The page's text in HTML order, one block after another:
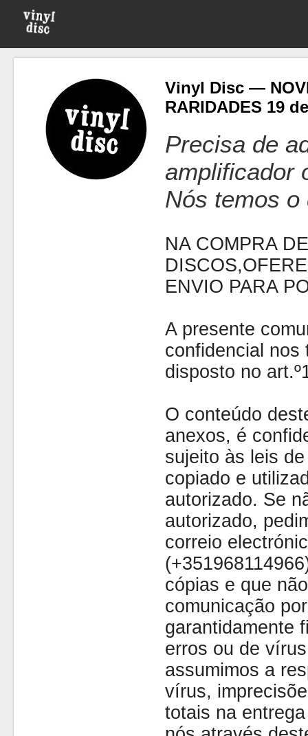
Vinyl Disc —
RARIDADES 19
Precisa de
amplificador
Nós temos o
NA COMPRA
ENVIO PARA
A presente
confidencial nos
disposto no
O conteúdo
anexos, é
sujeito às leis
copiado e
autorizado. Se
autorizado,
correio
cópias e que
comunicação
garantidamente
erros ou de
assumimos a
vírus,
totais na